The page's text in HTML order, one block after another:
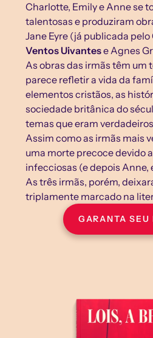
Charlotte, Emily e Anne se
talentosas e produziram
Jane Eyre (já publicada
Ventos Uivantes e Agnes
As obras das irmãs têm um
parece refletir a vida da
elementos cristãos, as
sociedade britânica do
temas que eram
Assim como as irmãs mais
uma morte precoce devido
infecciosas (e depois Anne,
As três irmãs, porém,
triplamente marcado na
GARANTA SEU